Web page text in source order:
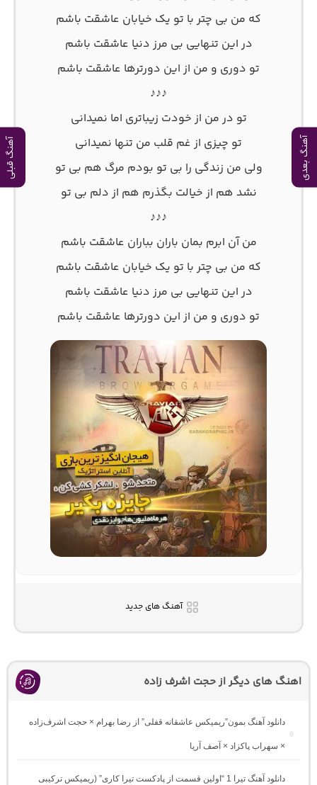
آهنگ بعدی آهنگ قبلی
که من بی چتر با تو یک خیابان عاشقت باشم
در این تنهایی بی مرز دنیا عاشقت باشم
تو دوری و من از این دورترها عاشقت باشم
♪♪♪
تو در من از خودت زیباتری اما نمیدانی
تو چیزی از غم قلب من تنها نمیدانی
ولی من زندگی را بی تو بودم مرگ هم بی تو
نشد هم از خیالت بگذرم هم از دلم بی تو
♪♪♪
من آن ابرم بمان باران بباران عاشقت باشم
که من بی چتر با تو یک خیابان عاشقت باشم
در این تنهایی بی مرز دنیا عاشقت باشم
تو دوری و من از این دورترها عاشقت باشم
آهنگ های جدید
اهنگ های دیگر از حجت اشرف زاده
دانلود آهنگ بمون”ریمیکس عاشقانه قفلی” از رضا بهرام × حجت اشرف‌زاده
× سهراب پاکزاد × آصف آریا
دانلود آهنگ تیرا 1 “اولین قسمت از پادکست تیرا کاری” (ریمیکس ترکیبی